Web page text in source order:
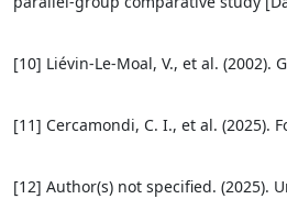
[10] Liévin-Le-Moal, V., et al. (2002).
[11] Cercamondi, C. I., et al. (2025).
[12] Author(s) not specified. (2025).